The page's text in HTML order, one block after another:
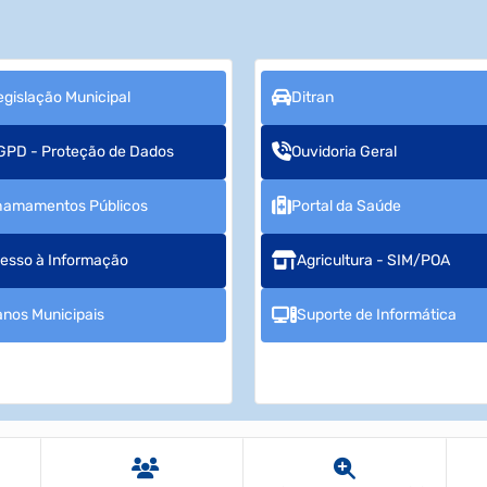
Municipal
- Proteção de Dados
Públicos
à Informação
Municipais
Ditran
Ouvidoria Geral
Portal da Saúde
Agricultura - SIM/POA
Suporte de Informática